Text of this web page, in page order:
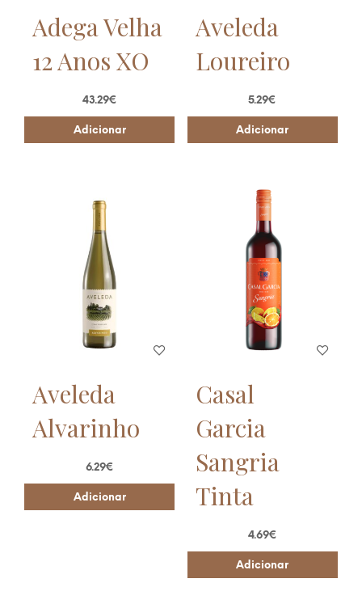
Adega Velha
12 Anos XO
43.29€
Adicionar
Aveleda
Loureiro
5.29€
Adicionar
Aveleda
Alvarinho
6.29€
Adicionar
Casal
Garcia
Sangria
Tinta
4.69€
Adicionar